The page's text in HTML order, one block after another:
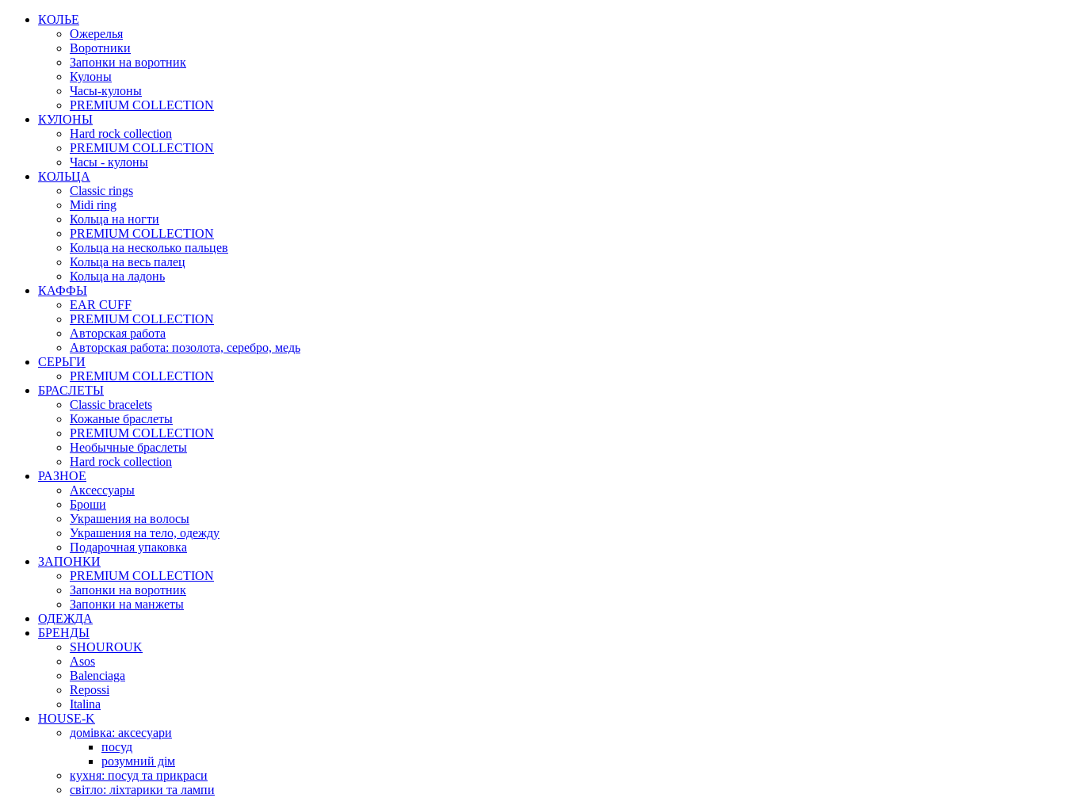
КОЛЬЕ
Ожерелья
Воротники
Запонки на воротник
Кулоны
Часы-кулоны
PREMIUM COLLECTION
КУЛОНЫ
Hard rock collection
PREMIUM COLLECTION
Часы - кулоны
КОЛЬЦА
Classic rings
Midi ring
Кольца на ногти
PREMIUM COLLECTION
Кольца на несколько пальцев
Кольца на весь палец
Кольца на ладонь
КАФФЫ
EAR CUFF
PREMIUM COLLECTION
Авторская работа
Авторская работа: позолота, серебро, медь
СЕРЬГИ
PREMIUM COLLECTION
БРАСЛЕТЫ
Classic bracelets
Кожаные браслеты
PREMIUM COLLECTION
Необычные браслеты
Hard rock collection
РАЗНОЕ
Аксессуары
Броши
Украшения на волосы
Украшения на тело, одежду
Подарочная упаковка
ЗАПОНКИ
PREMIUM COLLECTION
Запонки на воротник
Запонки на манжеты
ОДЕЖДА
БРЕНДЫ
SHOUROUK
Asos
Balenciaga
Repossi
Italina
HOUSE-K
домівка: аксесуари
посуд
розумний дім
кухня: посуд та прикраси
світло: ліхтарики та лампи